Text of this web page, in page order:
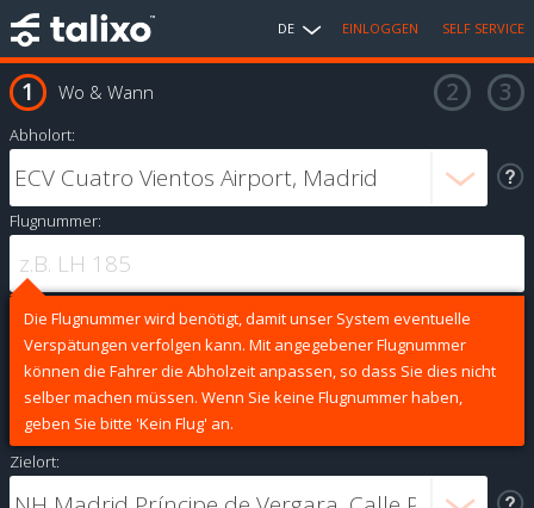
DE EINLOGGEN SELF SERVICE
Wo & Wann
Abholort:
Flugnummer:
Die Flugnummer wird benötigt, damit unser System eventuelle
Verspätungen verfolgen kann. Mit angegebener Flugnummer
können die Fahrer die Abholzeit anpassen, so dass Sie dies nicht
selber machen müssen. Wenn Sie keine Flugnummer haben,
geben Sie bitte 'Kein Flug' an.
Zielort: